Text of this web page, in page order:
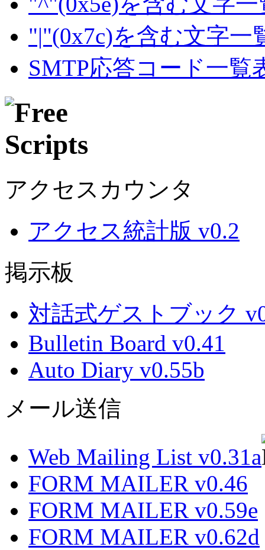
"|"(0x7c)を含む文字一
SMTP応答コード一覧
アクセスカウンタ
アクセス統計版 v0.2
掲示板
対話式ゲストブック
Bulletin Board v0.41
Auto Diary v0.55b
メール送信
Web Mailing List v0.31a
FORM MAILER v0.46
FORM MAILER v0.59e
FORM MAILER v0.62d